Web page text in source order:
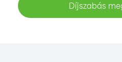
Díjszabás